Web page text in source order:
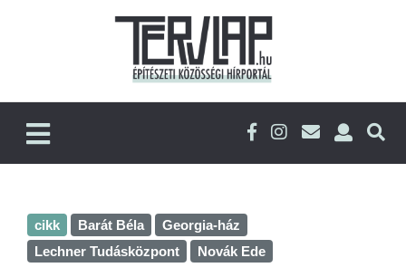
cikk Barát Béla
Georgia-ház
Lechner Tudásközpont
Novák Ede